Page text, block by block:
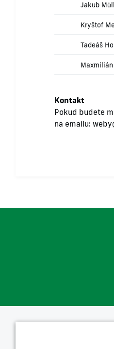
Jakub
Kryštof
Tadeáš
Kontakt
Pokud budete
na emailu: